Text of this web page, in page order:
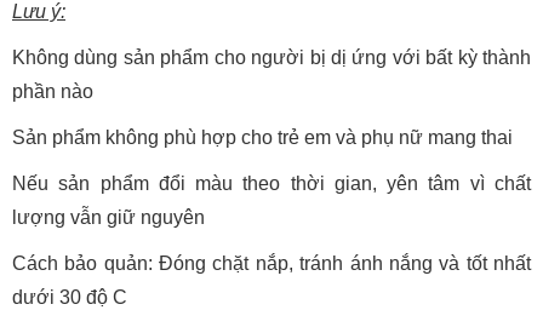
Lưu ý:
Không dùng sản phẩm cho người bị dị ứng với bất kỳ thành
phần nào
Sản phẩm không phù hợp cho trẻ em và phụ nữ mang thai
Nếu sản phẩm đổi màu theo thời gian, yên tâm vì chất
lượng vẫn giữ nguyên
Cách bảo quản: Đóng chặt nắp, tránh ánh nắng và tốt nhất
dưới 30 độ C